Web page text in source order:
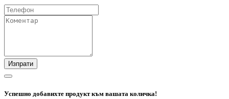
Изпрати
Успешно добавихте продукт към вашата количка!